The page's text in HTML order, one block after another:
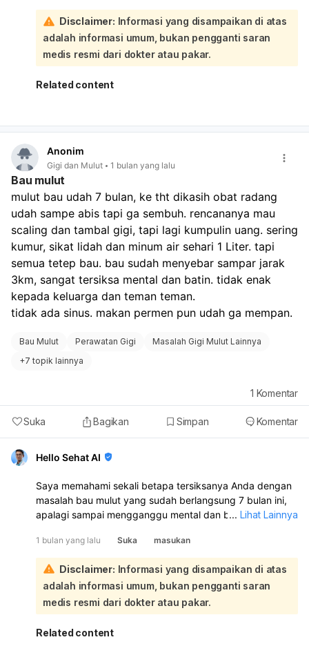
keputihan berbau tidak sedap, segera periksa ke dokter:
Keluhan ringan seperti kram, perdarahan sedikit, dan
badan lelah masih bisa normal setelah kuret. Namun bila
gejala makin berat atau tidak membaik, jangan
menunggu kontrol, segera ke fasilitas kesehatan. Dokter
biasanya akan menilai apakah perlu antibiotik atau
kewanitaan, dan ikuti semua anjuran dokter.
Disclaimer: Informasi yang disampaikan di atas
adalah informasi umum, bukan pengganti saran
medis resmi dari dokter atau pakar.
Related content
Anonim
Gigi dan Mulut 1 bulan yang lalu
Bau mulut
mulut bau udah 7 bulan, ke tht dikasih obat radang
udah sampe abis tapi ga sembuh. rencananya mau
scaling dan tambal gigi, tapi lagi kumpulin uang. sering
kumur, sikat lidah dan minum air sehari 1 Liter. tapi
semua tetep bau. bau sudah menyebar sampar jarak
3km, sangat tersiksa mental dan batin. tidak enak
kepada keluarga dan teman teman.
tidak ada sinus. makan permen pun udah ga mempan.
Bau Mulut Perawatan Gigi
Masalah Gigi Mulut Lainnya
+7 topik lainnya
Suka Bagikan Simpan Komentar
1 Komentar
Hello Sehat AI
Saya memahami sekali betapa tersiksanya Anda dengan
masalah bau mulut yang sudah berlangsung 7 bulan ini,
apalagi sampai mengganggu mental dan batin. Kondisi ini
kepercayaan diri:
Melihat riwayat Anda sudah ke THT dan tidak membaik,
serta rencana Anda untuk scaling dan tambal gigi,
langkah tersebut sangat tepat dan perlu diprioritaskan.
Bau mulut yang persisten seringkali berakar pada
masalah gigi dan mulut, seperti gigi berlubang dan
karang gigi. Karang gigi tidak bisa dihilangkan hanya
... Lihat Lainnya
1 bulan yang lalu Suka masukan
Disclaimer: Informasi yang disampaikan di atas
adalah informasi umum, bukan pengganti saran
medis resmi dari dokter atau pakar.
Related content